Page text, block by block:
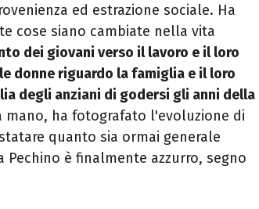
ed estrazione sociale. Ha
cose siano cambiate nella vita
dei giovani verso il lavoro e il loro
donne riguardo la famiglia e il loro
degli anziani di godersi gli anni della
ha fotografato l'evoluzione di
quanto sia ormai generale
Pechino è finalmente azzurro, segno